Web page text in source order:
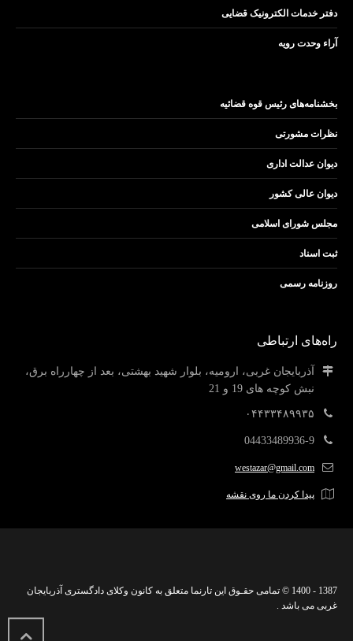
دفتر خدمات الکترونیک قضایی
آراء وحدت رویه
بخشنامه‌های رئیس قوه قضائیه
نظرات مشورتی
دیوان عدالت اداری
دیوان عالی کشور
مجلس شورای اسلامی
ثبت اسناد
روزنامه رسمی
راه‌های ارتباطی
آذربایجان غربی، ارومیه، بلوار شهید بهشتی، بعد از چهارراه برق،
نبش کوچه های 19 و 21
۰۴۴۳۳۴۸۹۹۳۵
04433489936-9
westazar@gmail.com
پیدا کردن ما روی نقشه
1387 - 1400 © تمامی حقـوق این تارنما متعلق به کانون وکلای دادگستری آذربایجان
غربی می باشد .